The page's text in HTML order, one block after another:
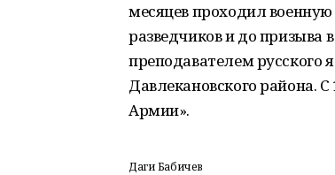
месяцев проходил
разведчиков и до призыва
преподавателем русского
Давлекановского района.
Армии».
Даги Бабичев